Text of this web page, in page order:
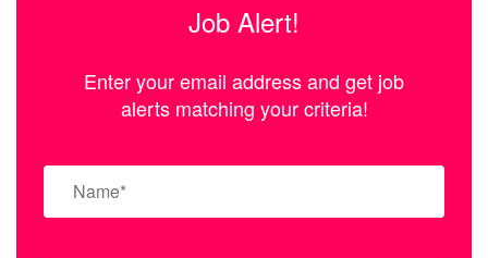
Job Alert!
Enter your email address and get job
alerts matching your criteria!